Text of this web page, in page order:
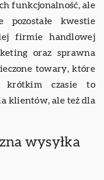
funkcjonalność, ale
kwestie
firmie handlowej
oraz sprawna
towary, które
krótkim czasie to
klientów, ale też dla
wysyłka